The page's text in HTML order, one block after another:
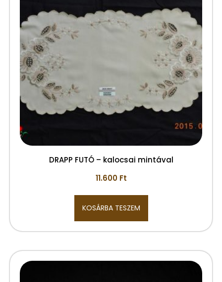
DRAPP FUTÓ – kalocsai mintával
11.600 Ft
KOSÁRBA TESZEM